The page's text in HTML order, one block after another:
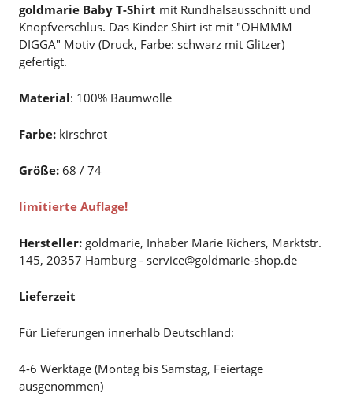
goldmarie Baby T-Shirt mit Rundhalsausschnitt und
Knopfverschlus. Das Kinder Shirt ist mit "OHMMM
DIGGA" Motiv (Druck, Farbe: schwarz mit Glitzer)
gefertigt.
Material: 100% Baumwolle
Farbe: kirschrot
Größe: 68 / 74
limitierte Auflage!
Hersteller: goldmarie, Inhaber Marie Richers, Marktstr.
145, 20357 Hamburg - service@goldmarie-shop.de
Lieferzeit
Für Lieferungen innerhalb Deutschland:
4-6 Werktage (Montag bis Samstag, Feiertage
ausgenommen)